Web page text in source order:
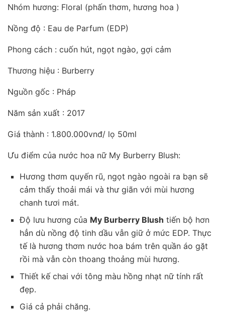
Nhóm hương: Floral (phấn thơm, hương hoa )
Nồng độ : Eau de Parfum (EDP)
Phong cách : cuốn hút, ngọt ngào, gợi cảm
Thương hiệu : Burberry
Nguồn gốc : Pháp
Năm sản xuất : 2017
Giá thành : 1.800.000vnđ/ lọ 50ml
Ưu điểm của nước hoa nữ My Burberry Blush:
Hương thơm quyến rũ, ngọt ngào ngoài ra bạn sẽ
cảm thấy thoải mái và thư giãn với mùi hương
chanh tươi mát.
Độ lưu hương của My Burberry Blush tiến bộ hơn
hẳn dù nồng độ tinh dầu vẫn giữ ở mức EDP. Thực
tế là hương thơm nước hoa bám trên quần áo gặt
rồi mà vẫn còn thoang thoảng mùi hương.
Thiết kế chai với tông màu hồng nhạt nữ tính rất
đẹp.
Giá cả phải chăng.